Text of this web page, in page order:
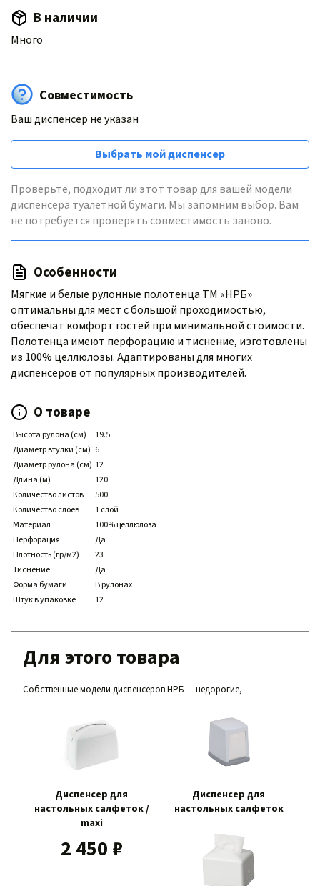
В наличии
Много
Совместимость
Ваш диспенсер не указан
Выбрать мой диспенсер
Проверьте, подходит ли этот товар для вашей модели
диспенсера туалетной бумаги. Мы запомним выбор. Вам
не потребуется проверять совместимость заново.
Особенности
Мягкие и белые рулонные полотенца ТМ «НРБ»
оптимальны для мест с большой проходимостью,
обеспечат комфорт гостей при минимальной стоимости.
Полотенца имеют перфорацию и тиснение, изготовлены
из 100% целлюлозы. Адаптированы для многих
диспенсеров от популярных производителей.
О товаре
Высота рулона (см)
19.5
Диаметр втулки (см) 6
Диаметр рулона (см) 12
Длина (м)
120
Количество листов
500
Количество слоев
1 слой
Материал
100% целлюлоза
Перфорация
Да
Плотность (гр/м2)
23
Тиснение
Да
Форма бумаги
В рулонах
Штук в упаковке
12
Для этого товара
Собственные модели диспенсеров НРБ — недорогие,
Диспенсер для
настольных салфеток /
maxi
2 450 ₽
Диспенсер для
настольных салфеток
1 230 ₽